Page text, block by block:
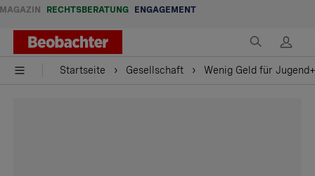
MAGAZIN RECHTSBERATUNG ENGAGEMENT
Startseite Gesellschaft Wenig Geld für